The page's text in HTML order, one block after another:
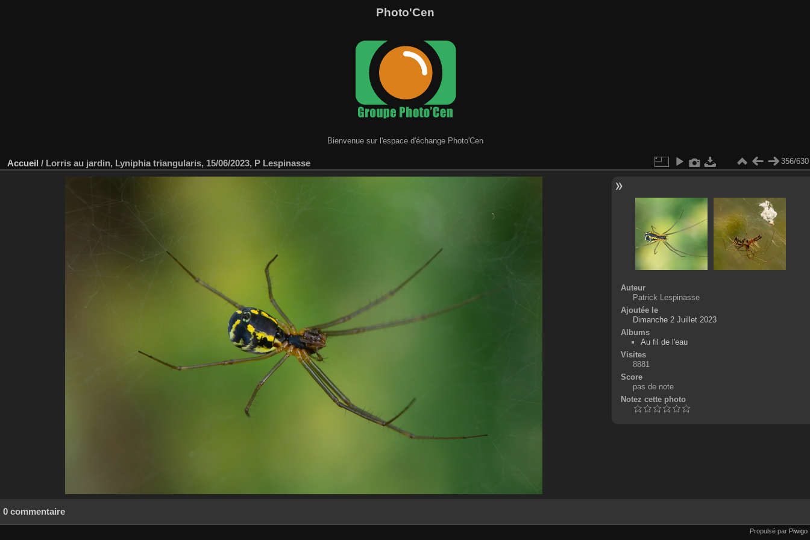
Photo'Cen
Bienvenue sur l'espace d'échange Photo'Cen
Accueil / Lorris au jardin, Lyniphia triangularis, 15/06/2023, P Lespinasse 356/630
Auteur
Patrick Lespinasse
Ajoutée le
Dimanche 2 Juillet 2023
Albums
Au fil de l'eau
Visites
8881
Score
pas de note
Notez cette photo
0 commentaire
Propulsé par Piwigo